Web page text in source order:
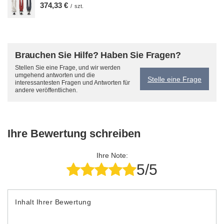
374,33 € / szt.
Brauchen Sie Hilfe? Haben Sie Fragen?
Stellen Sie eine Frage, und wir werden
umgehend antworten und die
interessantesten Fragen und Antworten für
andere veröffentlichen.
Stelle eine Frage
Ihre Bewertung schreiben
Ihre Note:
5/5
Inhalt Ihrer Bewertung